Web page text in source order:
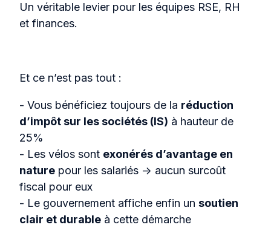
Un véritable levier pour les équipes RSE, RH
et finances.
Et ce n’est pas tout :
- Vous bénéficiez toujours de la réduction
d’impôt sur les sociétés (IS) à hauteur de
25%
- Les vélos sont exonérés d’avantage en
nature pour les salariés → aucun surcoût
fiscal pour eux
- Le gouvernement affiche enfin un soutien
clair et durable à cette démarche